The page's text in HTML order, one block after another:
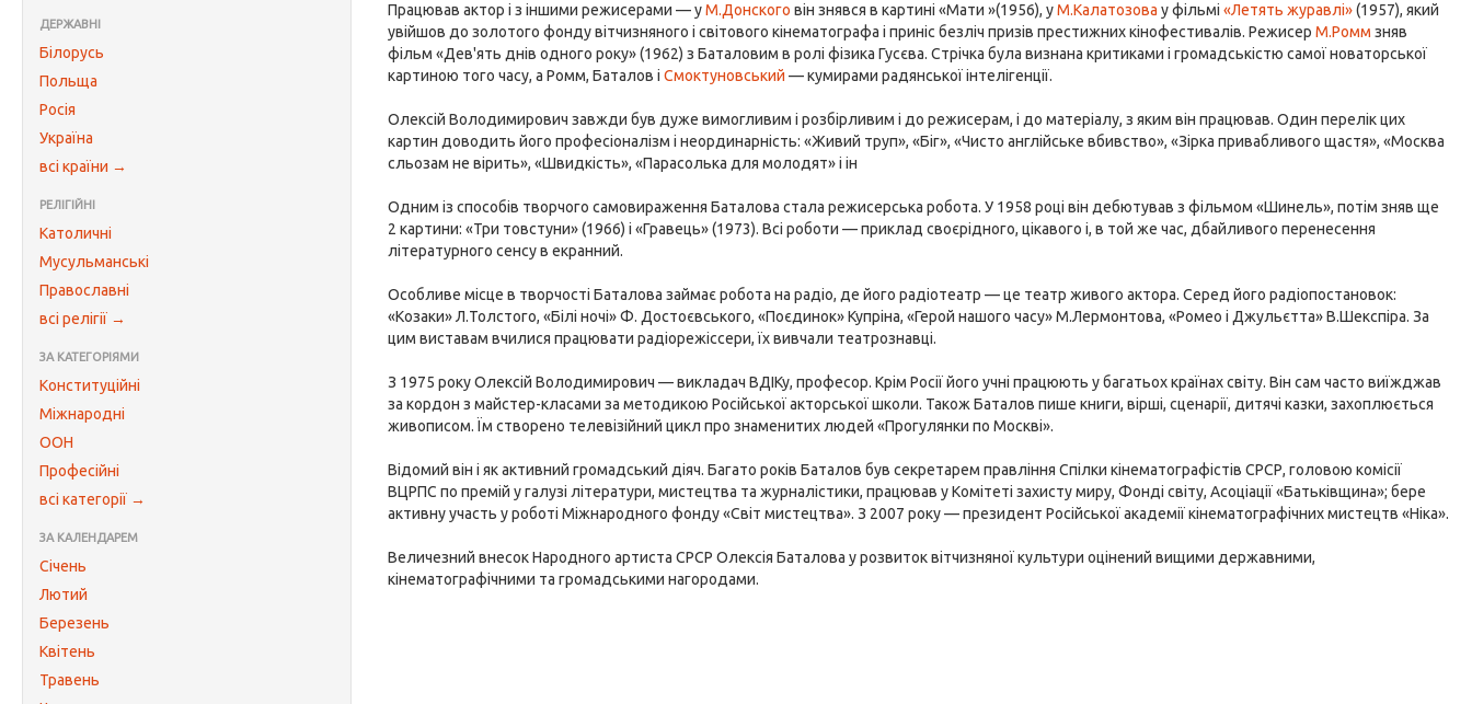
ДЕРЖАВНІ
Білорусь
Польща
Росія
Україна
всі країни →
РЕЛІГІЙНІ
Католичні
Мусульманські
Православні
всі релігії →
ЗА КАТЕГОРІЯМИ
Конституційні
Міжнародні
ООН
Професійні
всі категорії →
ЗА КАЛЕНДАРЕМ
Січень
Лютий
Березень
Квітень
Травень
Працював актор і з іншими режисерами — уМ.Донского він знявся в картині «Мати »(1956), уМ.Калатозова у фільмі«Летять журавлі»(1957), який
увійшов до золотого фонду вітчизняного і світового кінематографа і приніс безліч призів престижних кінофестивалів. РежисерМ.Ромм зняв
фільм «Дев'ять днів одного року» (1962) з Баталовим в ролі фізика Гусєва. Стрічка була визнана критиками і громадськістю самої новаторської
картиною того часу, а Ромм, Баталов іСмоктуновський — кумирами радянської інтелігенції.
Олексій Володимирович завжди був дуже вимогливим і розбірливим і до режисерам, і до матеріалу, з яким він працював. Один перелік цих
картин доводить його професіоналізм і неординарність: «Живий труп», «Біг», «Чисто англійське вбивство», «Зірка привабливого щастя», «Москва
сльозам не вірить», «Швидкість», «Парасолька для молодят» і ін
Одним із способів творчого самовираження Баталова стала режисерська робота. У 1958 році він дебютував з фільмом «Шинель», потім зняв ще
2 картини: «Три товстуни» (1966) і «Гравець» (1973). Всі роботи — приклад своєрідного, цікавого і, в той же час, дбайливого перенесення
літературного сенсу в екранний.
Особливе місце в творчості Баталова займає робота на радіо, де його радіотеатр — це театр живого актора. Серед його радіопостановок:
«Козаки» Л.Толстого, «Білі ночі» Ф. Достоєвського, «Поєдинок» Купріна, «Герой нашого часу» М.Лермонтова, «Ромео і Джульєтта» В.Шекспіра. За
цим виставам вчилися працювати радіорежіссери, їх вивчали театрознавці.
З 1975 року Олексій Володимирович — викладач ВДІКу, професор. Крім Росії його учні працюють у багатьох країнах світу. Він сам часто виїжджав
за кордон з майстер-класами за методикою Російської акторської школи. Також Баталов пише книги, вірші, сценарії, дитячі казки, захоплюється
живописом. Їм створено телевізійний цикл про знаменитих людей «Прогулянки по Москві».
Відомий він і як активний громадський діяч. Багато років Баталов був секретарем правління Спілки кінематографістів СРСР, головою комісії
ВЦРПС по премій у галузі літератури, мистецтва та журналістики, працював у Комітеті захисту миру, Фонді світу, Асоціації «Батьківщина»; бере
активну участь у роботі Міжнародного фонду «Світ мистецтва». З 2007 року — президент Російської академії кінематографічних мистецтв «Ніка».
Величезний внесок Народного артиста СРСР Олексія Баталова у розвиток вітчизняної культури оцінений вищими державними,
кінематографічними та громадськими нагородами.